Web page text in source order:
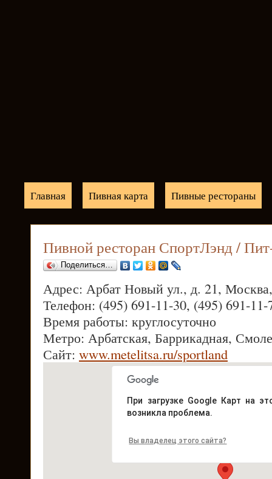
Главная Пивная карта Пивные рестораны
Пивной ресторан СпортЛэнд /
Поделиться…
Адрес: Арбат Новый ул., д. 21,
Телефон: (495) 691-11-30, (495) 691-11-
Время работы: круглосуточно
Метро: Арбатская, Баррикадная,
Сайт: www.metelitsa.ru/sportland
При загрузке Google Карт на
возникла проблема.
Вы владелец этого сайта?